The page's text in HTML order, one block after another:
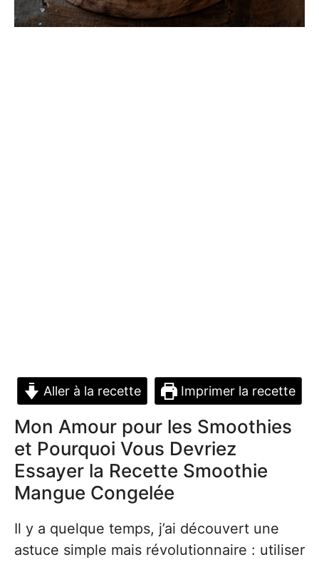
Aller à la recette Imprimer la recette
Mon Amour pour les Smoothies
et Pourquoi Vous Devriez
Essayer la Recette Smoothie
Mangue Congelée
Il y a quelque temps, j’ai découvert une
astuce simple mais révolutionnaire : utiliser